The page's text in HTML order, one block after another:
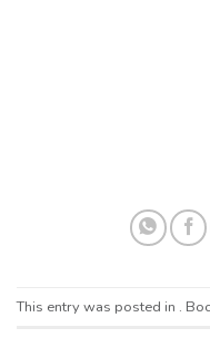
This entry was posted in .